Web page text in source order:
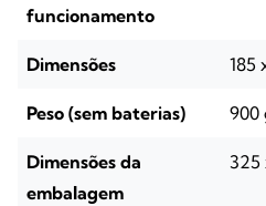
funcionamento
Dimensões 185
Peso (sem baterias) 900
Dimensões da
embalagem
325